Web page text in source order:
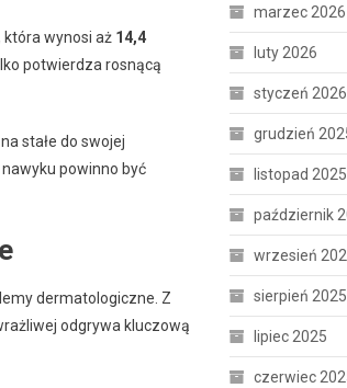
wynosi aż 14,4
potwierdza rosnącą
stałe do swojej
powinno być
dermatologiczne. Z
odgrywa kluczową
marzec 2026
luty 2026
styczeń 2026
grudzień
listopad 2025
październik
wrzesień
sierpień 2025
lipiec 2025
czerwiec